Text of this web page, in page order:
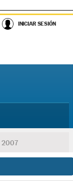
INICIAR SESIÓN
2007